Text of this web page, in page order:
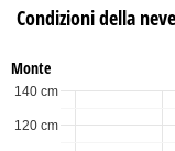
Condizioni della neve
Monte
120 cm
140 cm